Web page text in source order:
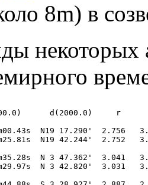
8m) в
некоторых
d(2000.0)     r
N19 17.290'  2.756
N19 42.244'  2.752
N 3 47.362'  3.041
N 3 42.820'  3.031